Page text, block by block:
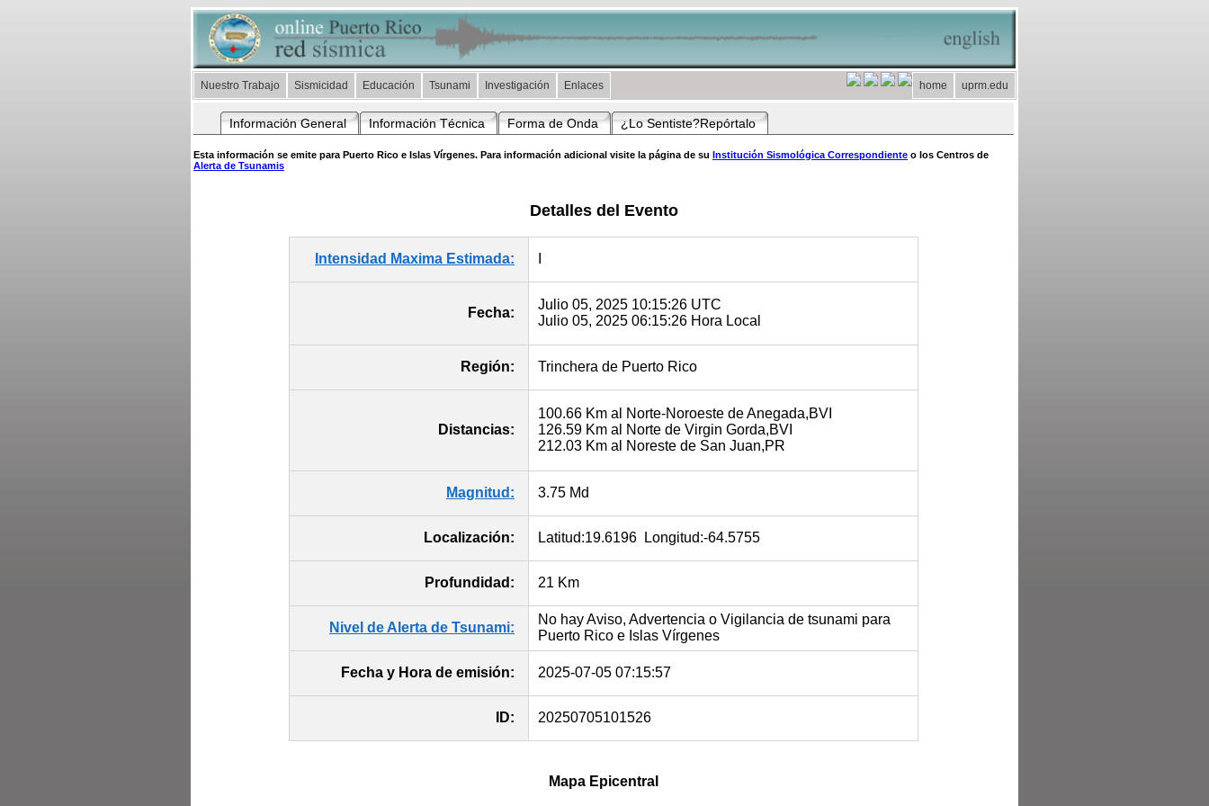
Nuestro Trabajo Sismicidad Educación Tsunami Investigación Enlaces uprm.edu
home
Información General Información Técnica Forma de Onda ¿Lo Sentiste?Repórtalo
Esta información se emite para Puerto Rico e Islas Vírgenes. Para información adicional visite la página de su Institución Sismológica Correspondiente o los Centros de
Alerta de Tsunamis
Detalles del Evento
Intensidad Maxima Estimada:
Fecha:
Julio 05, 2025 10:15:26 UTC
Julio 05, 2025 06:15:26 Hora Local
Región: Trinchera de Puerto Rico
Distancias:
100.66 Km al Norte-Noroeste de Anegada,BVI
126.59 Km al Norte de Virgin Gorda,BVI
212.03 Km al Noreste de San Juan,PR
Magnitud: 3.75 Md
Localización: Latitud:19.6196 Longitud:-64.5755
Profundidad: 21 Km
Nivel de Alerta de Tsunami:
No hay Aviso, Advertencia o Vigilancia de tsunami para
Puerto Rico e Islas Vírgenes
Fecha y Hora de emisión: 2025-07-05 07:15:57
ID: 20250705101526
Mapa Epicentral